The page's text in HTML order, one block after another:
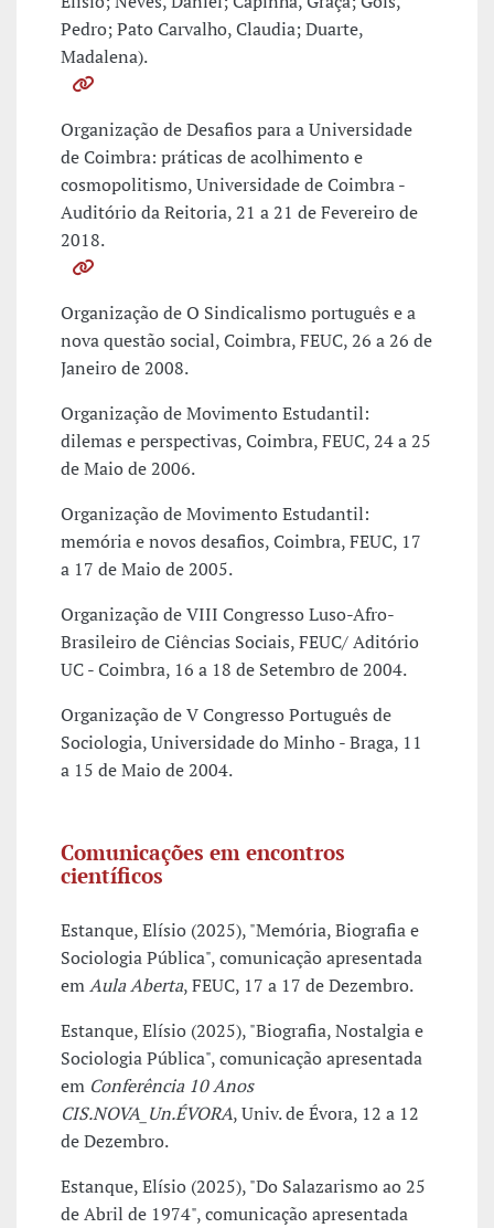
Pedro; Pato Carvalho, Claudia; Duarte,
Madalena).
Organização de Desafios para a Universidade
de Coimbra: práticas de acolhimento e
cosmopolitismo, Universidade de Coimbra -
Auditório da Reitoria, 21 a 21 de Fevereiro de
2018.
Organização de O Sindicalismo português e a
nova questão social, Coimbra, FEUC, 26 a 26 de
Janeiro de 2008.
Organização de Movimento Estudantil:
dilemas e perspectivas, Coimbra, FEUC, 24 a 25
de Maio de 2006.
Organização de Movimento Estudantil:
memória e novos desafios, Coimbra, FEUC, 17
a 17 de Maio de 2005.
Organização de VIII Congresso Luso-Afro-
Brasileiro de Ciências Sociais, FEUC/ Aditório
UC - Coimbra, 16 a 18 de Setembro de 2004.
Organização de V Congresso Português de
Sociologia, Universidade do Minho - Braga, 11
a 15 de Maio de 2004.
Comunicações em encontros
científicos
Estanque, Elísio (2025), "Memória, Biografia e
Sociologia Pública", comunicação apresentada
emAula Aberta, FEUC, 17 a 17 de Dezembro.
Estanque, Elísio (2025), "Biografia, Nostalgia e
Sociologia Pública", comunicação apresentada
em Conferência 10 Anos
CIS.NOVA_Un.ÉVORA, Univ. de Évora, 12 a 12
de Dezembro.
Estanque, Elísio (2025), "Do Salazarismo ao 25
de Abril de 1974", comunicação apresentada